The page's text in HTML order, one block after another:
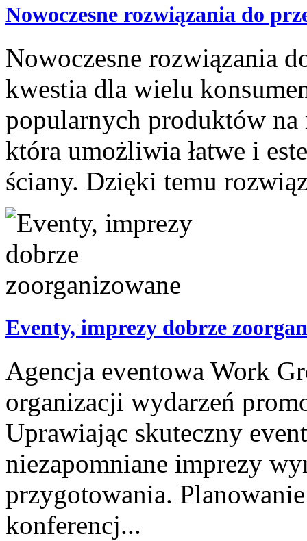
Nowoczesne rozwiązania do
Nowoczesne rozwiązania
kwestia dla wielu
popularnych produktów
która umożliwia łatwe i
ściany. Dzięki temu
Eventy, imprezy dobrze
Agencja eventowa Work
organizacji wydarzeń
Uprawiając skuteczny
niezapomniane imprezy
przygotowania.
konferencj...